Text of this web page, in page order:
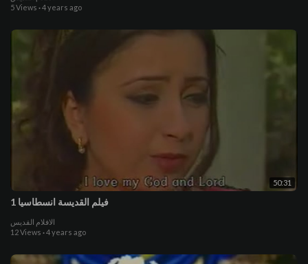
5 Views ·4 years ago
50:31
فيلم القديسة انسطاسيا 1
الافلام القديس
12 Views ·4 years ago